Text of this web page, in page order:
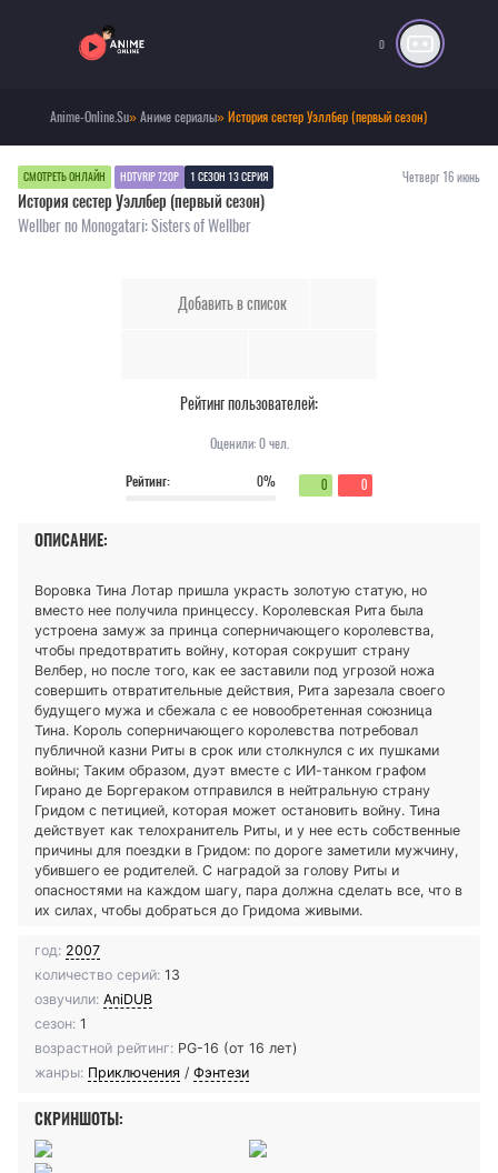
0
Anime-Online.Su»Аниме сериалы» История сестер Уэллбер (первый сезон)
СМОТРЕТЬ ОНЛАЙН HDTVRIP 720P 1 СЕЗОН 13 СЕРИЯ Четверг 16 июнь
История сестер Уэллбер (первый сезон)
Wellber no Monogatari: Sisters of Wellber
Добавить в список
Рейтинг пользователей:
Оценили:0чел.
Рейтинг:
0% 0 0
ОПИСАНИЕ:
Воровка Тина Лотар пришла украсть золотую статую, но
вместо нее получила принцессу. Королевская Рита была
устроена замуж за принца соперничающего королевства,
чтобы предотвратить войну, которая сокрушит страну
Велбер, но после того, как ее заставили под угрозой ножа
совершить отвратительные действия, Рита зарезала своего
будущего мужа и сбежала с ее новообретенная союзница
Тина. Король соперничающего королевства потребовал
публичной казни Риты в срок или столкнулся с их пушками
войны; Таким образом, дуэт вместе с ИИ-танком графом
Гирано де Боргераком отправился в нейтральную страну
Гридом с петицией, которая может остановить войну. Тина
действует как телохранитель Риты, и у нее есть собственные
причины для поездки в Гридом: по дороге заметили мужчину,
убившего ее родителей. С наградой за голову Риты и
опасностями на каждом шагу, пара должна сделать все, что в
их силах, чтобы добраться до Гридома живыми.
год: 2007
количество серий: 13
озвучили: AniDUB
сезон: 1
возрастной рейтинг: PG-16 (от 16 лет)
жанры: Приключения / Фэнтези
СКРИНШОТЫ: